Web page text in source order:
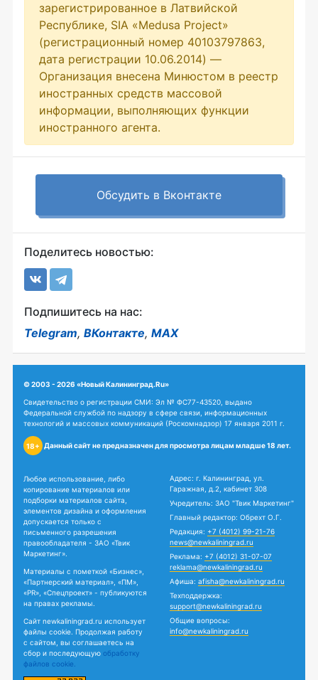
зарегистрированное в Латвийской
Республике, SIA «Medusa Project»
(регистрационный номер 40103797863,
дата регистрации 10.06.2014) —
Организация внесена Минюстом в реестр
иностранных средств массовой
информации, выполняющих функции
иностранного агента.
Обсудить в Вконтакте
Поделитесь новостью:
Подпишитесь на нас:
Telegram, ВКонтакте, MAX
© 2003 - 2026 «Новый Калининград.Ru»
Свидетельство о регистрации СМИ: Эл № ФС77-43520, выдано
Федеральной службой по надзору в сфере связи, информационных
технологий и массовых коммуникаций (Роскомнадзор) 17 января 2011 г.
18+ Данный сайт не предназначен для просмотра лицам младше 18 лет.
Любое использование, либо
копирование материалов или
подборки материалов сайта,
элементов дизайна и оформления
допускается только с
письменного разрешения
правообладателя - ЗАО «Твик
Маркетинг».
Материалы с пометкой «Бизнес»,
«Партнерский материал», «ПМ»,
«PR», «Спецпроект» - публикуются
на правах рекламы.
Сайт newkaliningrad.ru использует
файлы cookie. Продолжая работу
с сайтом, вы соглашаетесь на
сбор и последующую обработку
файлов cookie.
Адрес: г. Калининград, ул.
Гаражная, д.2, кабинет 308
Учредитель: ЗАО "Твик Маркетинг"
Главный редактор: Обрехт О.Г.
Редакция: +7 (4012) 99-21-76
news@newkaliningrad.ru
Реклама: +7 (4012) 31-07-07
reklama@newkaliningrad.ru
Афиша: afisha@newkaliningrad.ru
Техподдержка:
support@newkaliningrad.ru
Общие вопросы:
info@newkaliningrad.ru